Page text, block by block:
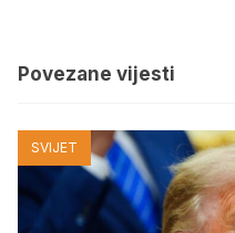
Povezane vijesti
SVIJET